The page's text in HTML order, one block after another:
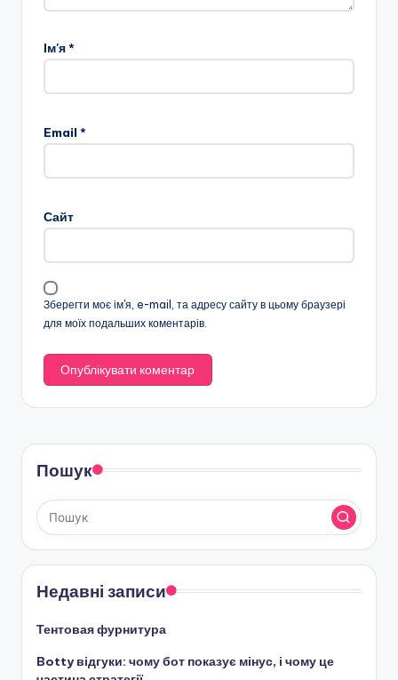
Ім'я*
Email *
Сайт
Зберегти моє ім'я, e-mail, та адресу сайту в цьому браузері
для моїх подальших коментарів.
Пошук
Недавні записи
Тентовая фурнитура
Botty відгуки: чому бот показує мінус, і чому це